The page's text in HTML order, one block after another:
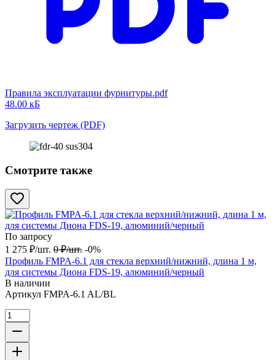
Правила эксплуатации фурнитуры.pdf
48.00 кБ
Загрузить чертеж (PDF)
Смотрите также
По запросу
1 275 ₽/шт. 0 ₽/шт. -0%
Профиль FMPA-6.1 для стекла верхний/нижний, длина 1 м,
для системы Диона FDS-19, алюминий/черный
В наличии
Артикул FMPA-6.1 AL/BL